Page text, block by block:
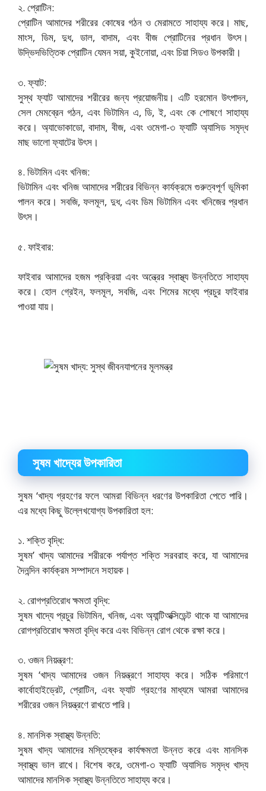
২. প্রোটিন:
প্রোটিন আমাদের শরীরের কোষের গঠন ও মেরামতে সাহায্য করে। মাছ,
মাংস, ডিম, দুধ, ডাল, বাদাম, এবং বীজ প্রোটিনের প্রধান উৎস।
উদ্ভিদভিত্তিক প্রোটিন যেমন সয়া, কুইনোয়া, এবং চিয়া সিডও উপকারী।
৩. ফ্যাট:
সুস্থ ফ্যাট আমাদের শরীরের জন্য প্রয়োজনীয়। এটি হরমোন উৎপাদন,
সেল মেমব্রেন গঠন, এবং ভিটামিন এ, ডি, ই, এবং কে শোষণে সাহায্য
করে। অ্যাভোকাডো, বাদাম, বীজ, এবং ওমেগা-৩ ফ্যাটি অ্যাসিড সমৃদ্ধ
মাছ ভালো ফ্যাটের উৎস।
৪. ভিটামিন এবং খনিজ:
ভিটামিন এবং খনিজ আমাদের শরীরের বিভিন্ন কার্যক্রমে গুরুত্বপূর্ণ ভূমিকা
পালন করে। সবজি, ফলমূল, দুধ, এবং ডিম ভিটামিন এবং খনিজের প্রধান
উৎস।
৫. ফাইবার:
ফাইবার আমাদের হজম প্রক্রিয়া এবং অন্ত্রের স্বাস্থ্য উন্নতিতে সাহায্য
করে। হোল গ্রেইন, ফলমূল, সবজি, এবং শিমের মধ্যে প্রচুর ফাইবার
পাওয়া যায়।
সুষম খাদ্যের উপকারিতা
সুষম ‘খাদ্য গ্রহণের ফলে আমরা বিভিন্ন ধরণের উপকারিতা পেতে পারি।
এর মধ্যে কিছু উল্লেখযোগ্য উপকারিতা হল:
১. শক্তি বৃদ্ধি:
সুষম’ খাদ্য আমাদের শরীরকে পর্যাপ্ত শক্তি সরবরাহ করে, যা আমাদের
দৈনন্দিন কার্যক্রম সম্পাদনে সহায়ক।
২. রোগপ্রতিরোধ ক্ষমতা বৃদ্ধি:
সুষম খাদ্যে প্রচুর ভিটামিন, খনিজ, এবং অ্যান্টিঅক্সিডেন্ট থাকে যা আমাদের
রোগপ্রতিরোধ ক্ষমতা বৃদ্ধি করে এবং বিভিন্ন রোগ থেকে রক্ষা করে।
৩. ওজন নিয়ন্ত্রণ:
সুষম ‘খাদ্য আমাদের ওজন নিয়ন্ত্রণে সাহায্য করে। সঠিক পরিমাণে
কার্বোহাইড্রেট, প্রোটিন, এবং ফ্যাট গ্রহণের মাধ্যমে আমরা আমাদের
শরীরের ওজন নিয়ন্ত্রণে রাখতে পারি।
৪. মানসিক স্বাস্থ্য উন্নতি:
সুষম খাদ্য আমাদের মস্তিষ্কের কার্যক্ষমতা উন্নত করে এবং মানসিক
স্বাস্থ্য ভাল রাখে। বিশেষ করে, ওমেগা-৩ ফ্যাটি অ্যাসিড সমৃদ্ধ খাদ্য
আমাদের মানসিক স্বাস্থ্য উন্নতিতে সাহায্য করে।